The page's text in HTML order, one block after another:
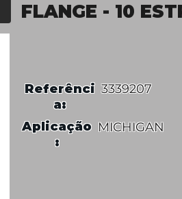
FLANGE - 10
Referênci
a:
3339207
Aplicação
:
MICHIGAN